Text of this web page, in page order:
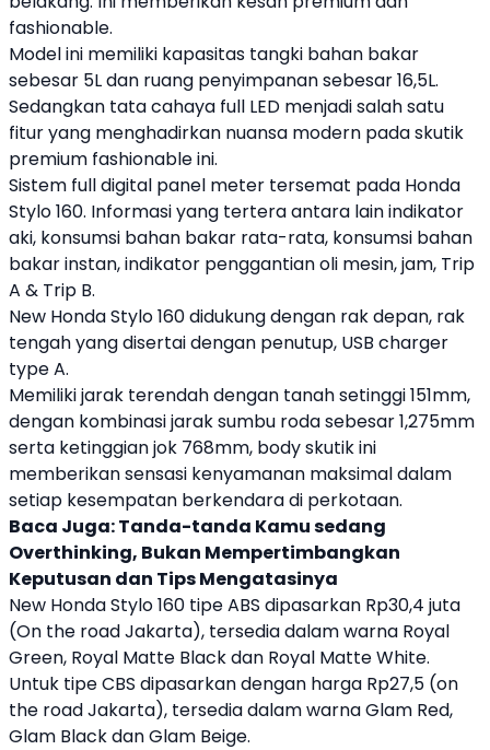
fashionable.
Model ini memiliki kapasitas tangki bahan bakar
sebesar 5L dan ruang penyimpanan sebesar 16,5L.
Sedangkan tata cahaya full LED menjadi salah satu
fitur yang menghadirkan nuansa modern padaskutik
premium fashionable ini.
Sistem full digital panel meter tersemat pada Honda
Stylo 160. Informasi yang tertera antara lain indikator
aki, konsumsi bahan bakar rata-rata, konsumsi bahan
bakar instan, indikator penggantian oli mesin, jam, Trip
A & Trip B.
New Honda Stylo 160didukung dengan rak depan, rak
tengah yang disertai dengan penutup, USB charger
type A.
Memiliki jarak terendah dengan tanah setinggi 151mm,
dengan kombinasi jarak sumbu roda sebesar 1,275mm
serta ketinggian jok 768mm, bodyskutikini
memberikan sensasi kenyamanan maksimal dalam
setiap kesempatan berkendara di perkotaan.
Baca Juga:Tanda-tanda Kamu sedang
Overthinking, Bukan Mempertimbangkan
Keputusan dan Tips Mengatasinya
New Honda Stylo 160 tipe ABS dipasarkan Rp30,4 juta
(On the road Jakarta), tersedia dalam warna Royal
Green, Royal Matte Black dan Royal Matte White.
Untuk tipe CBS dipasarkan dengan harga Rp27,5 (on
the road Jakarta), tersedia dalam warna Glam Red,
Glam Black dan Glam Beige.